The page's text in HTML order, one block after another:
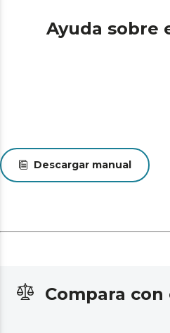
Ayuda sobre
Descargar manual
Compara